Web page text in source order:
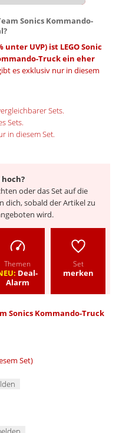
Sonics Kommando-
UVP) ist LEGO Sonic
Truck ein eher
es exklusiv nur in diesem
Sets.
Sets.
in diesem Set.
hoch?
oder das Set auf die
dich, sobald der Artikel zu
wird.
Themen
Deal-
Alarm
Set
merken
Sonics Kommando-Truck
Set)